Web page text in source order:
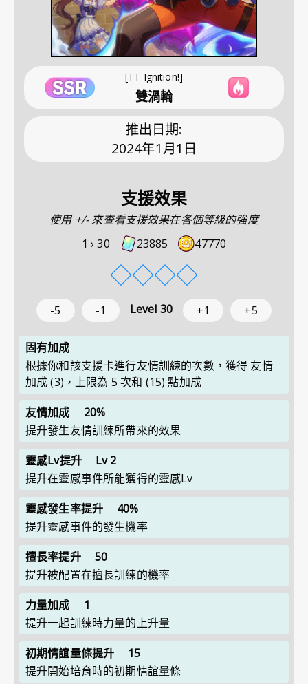
[TT Ignition!]
雙渦輪
推出日期:
2024年1月1日
支援效果
使用 +/- 來查看支援效果在各個等級的強度
1 ›30 23885 47770
◇◇◇◇
-5 -1 Level 30 +1 +5
固有加成
根據你和該支援卡進行友情訓練的次數，獲得 友情
加成 (3)，上限為 5 次和 (15) 點加成
友情加成
20%
提升發生友情訓練所帶來的效果
靈感Lv提升
Lv 2
提升在靈感事件所能獲得的靈感Lv
靈感發生率提升
40%
提升靈感事件的發生機率
擅長率提升
50
提升被配置在擅長訓練的機率
力量加成
1
提升一起訓練時力量的上升量
初期情誼量條提升
15
提升開始培育時的初期情誼量條